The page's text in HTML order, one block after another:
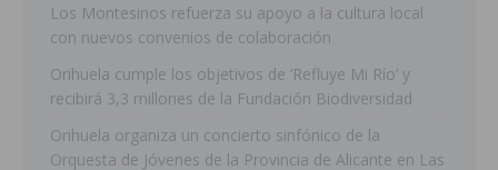
Los Montesinos refuerza su apoyo a la cultura local
con nuevos convenios de colaboración
Orihuela cumple los objetivos de ‘Refluye Mi Río’ y
recibirá 3,3 millones de la Fundación Biodiversidad
Orihuela organiza un concierto sinfónico de la
Orquesta de Jóvenes de la Provincia de Alicante en Las